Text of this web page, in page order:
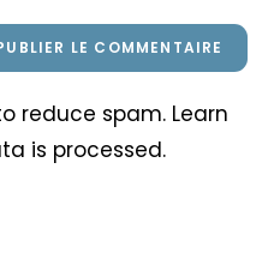
reduce spam. Learn
is processed.